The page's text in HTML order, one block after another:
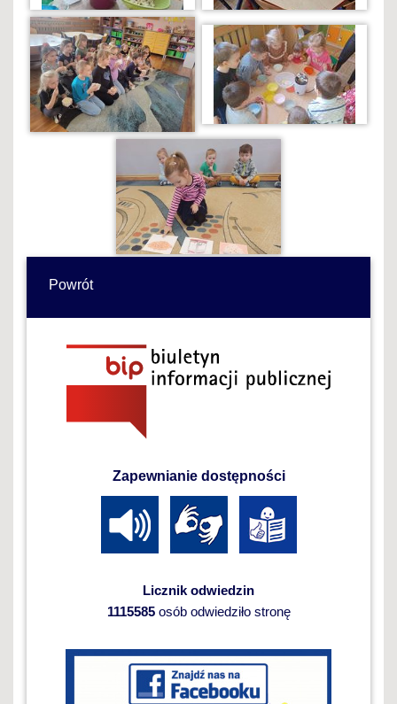
Powrót
Zapewnianie dostępności
Licznik odwiedzin
1115585osób odwiedziło stronę